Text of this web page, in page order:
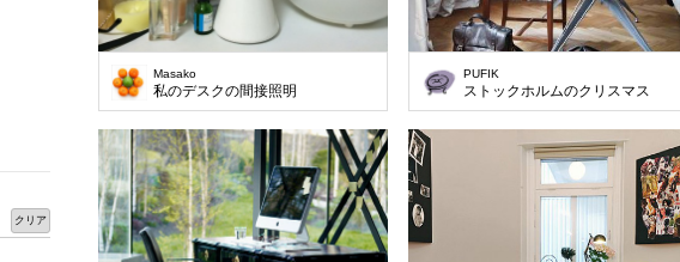
クリア
Masako
私のデスクの間接照明
PUFIK
ストックホルムのクリスマス